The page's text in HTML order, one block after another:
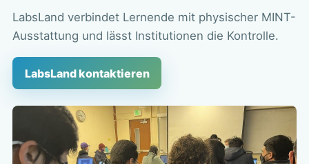
LabsLand verbindet Lernende mit physischer MINT-
Ausstattung und lässt Institutionen die Kontrolle.
LabsLand kontaktieren